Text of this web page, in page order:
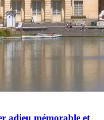
adieu mémorable et